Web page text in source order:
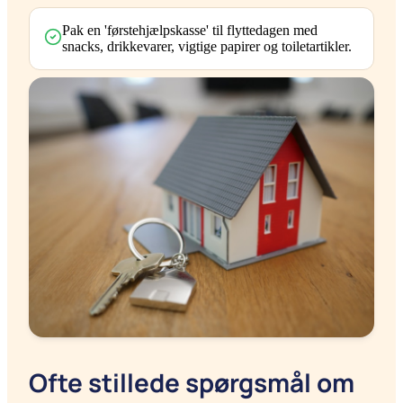
Pak en 'førstehjælpskasse' til flyttedagen med
snacks, drikkevarer, vigtige papirer og toiletartikler.
Ofte stillede spørgsmål om